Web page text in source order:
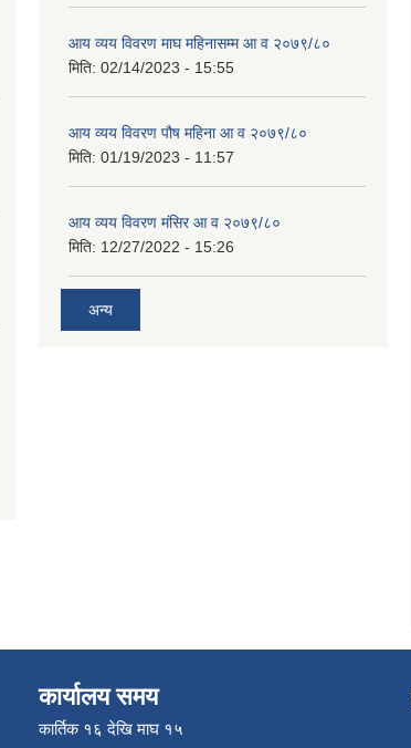
आय व्यय विवरण माघ महिनासम्म आ व २०७९/८०
मिति: 02/14/2023 - 15:55
आय व्यय विवरण पौष महिना आ व २०७९/८०
मिति: 01/19/2023 - 11:57
आय व्यय विवरण मंसिर आ व २०७९/८०
मिति: 12/27/2022 - 15:26
अन्य
कार्यालय समय
कार्तिक १६ देखि माघ १५